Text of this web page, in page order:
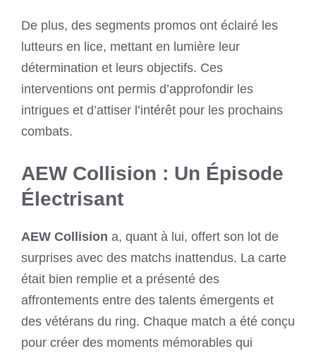
De plus, des segments promos ont éclairé les
lutteurs en lice, mettant en lumière leur
détermination et leurs objectifs. Ces
interventions ont permis d’approfondir les
intrigues et d’attiser l’intérêt pour les prochains
combats.
AEW Collision : Un Épisode
Électrisant
AEW Collision a, quant à lui, offert son lot de
surprises avec des matchs inattendus. La carte
était bien remplie et a présenté des
affrontements entre des talents émergents et
des vétérans du ring. Chaque match a été conçu
pour créer des moments mémorables qui